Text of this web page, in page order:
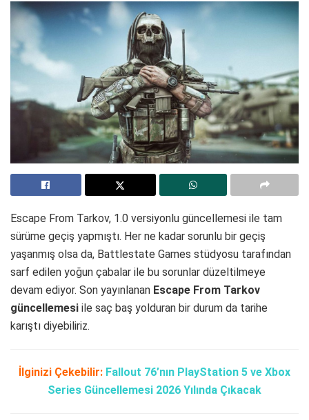
Escape From Tarkov, 1.0 versiyonlu güncellemesi ile tam
sürüme geçiş yapmıştı. Her ne kadar sorunlu bir geçiş
yaşanmış olsa da, Battlestate Games stüdyosu tarafından
sarf edilen yoğun çabalar ile bu sorunlar düzeltilmeye
devam ediyor. Son yayınlanan Escape From Tarkov
güncellemesi ile saç baş yolduran bir durum da tarihe
karıştı diyebiliriz.
İlginizi Çekebilir: Fallout 76’nın PlayStation 5 ve Xbox
Series Güncellemesi 2026 Yılında Çıkacak